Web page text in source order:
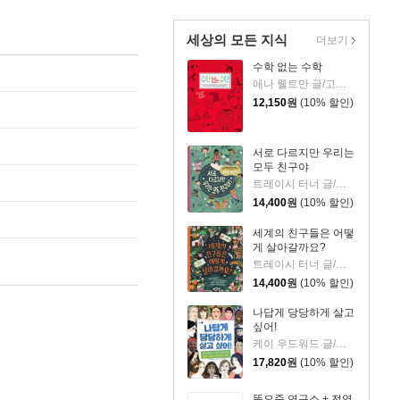
세상의 모든 지식
수학 없는 수학
애나 웰트만 글/고호관 역/이광연 감수
12,150원 (10% 할인)
서로 다르지만 우리는
모두 친구야
트레이시 터너 글/오사 길랜드 그림/서남희 역
14,400원 (10% 할인)
세계의 친구들은 어떻
게 살아갈까요?
14,400원 (10% 할인)
나답게 당당하게 살고
싶어!
케이 우드워드 글/앤드루 아처 등 그림/황유진 역/이서윤 감수
17,820원 (10% 할인)
더보기